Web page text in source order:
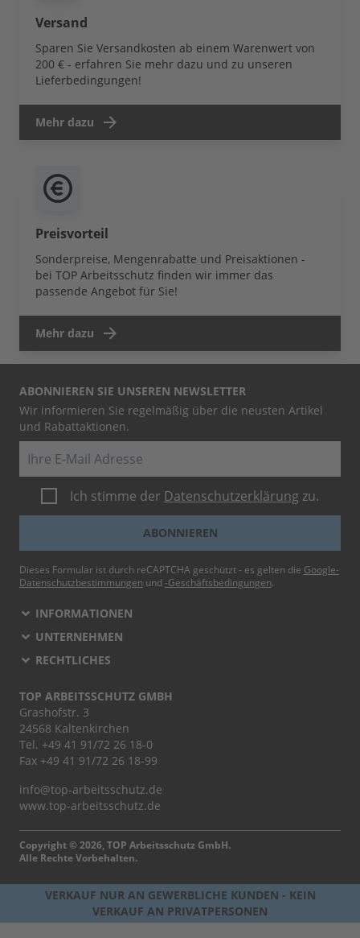
Versand
Sparen Sie Versandkosten ab einem Warenwert von
200 € - erfahren Sie mehr dazu und zu unseren
Lieferbedingungen!
Mehr dazu
Preisvorteil
Sonderpreise, Mengenrabatte und Preisaktionen -
bei TOP Arbeitsschutz finden wir immer das
passende Angebot für Sie!
Mehr dazu
ABONNIEREN SIE UNSEREN NEWSLETTER
Wir informieren Sie regelmäßig über die neusten Artikel
und Rabattaktionen.
Ich stimme der Datenschutzerklärung zu.
ABONNIEREN
Dieses Formular ist durch reCAPTCHA geschützt - es gelten die Google-
Datenschutzbestimmungen und -Geschäftsbedingungen.
INFORMATIONEN
UNTERNEHMEN
RECHTLICHES
TOP ARBEITSSCHUTZ GMBH
Grashofstr. 3
24568 Kaltenkirchen
Tel. +49 41 91/72 26 18-0
Fax +49 41 91/72 26 18-99
info@top-arbeitsschutz.de
www.top-arbeitsschutz.de
Copyright © 2026, TOP Arbeitsschutz GmbH.
Alle Rechte Vorbehalten.
VERKAUF NUR AN GEWERBLICHE KUNDEN - KEIN
VERKAUF AN PRIVATPERSONEN